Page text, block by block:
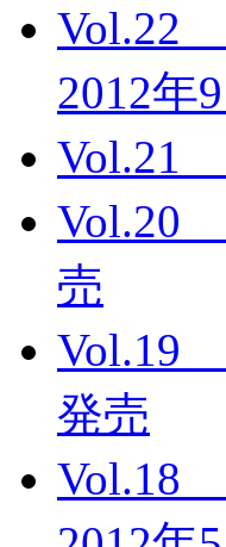
Vol.22
2012年
Vol.21
Vol.20
売
Vol.19
発売
Vol.18